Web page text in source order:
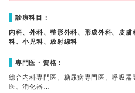
診療科目：
内科、外科、整形外科、形成外科、皮
科、小児科、放射線科
専門医・資格：
総合内科専門医、糖尿病専門医、呼吸
医、消化器…